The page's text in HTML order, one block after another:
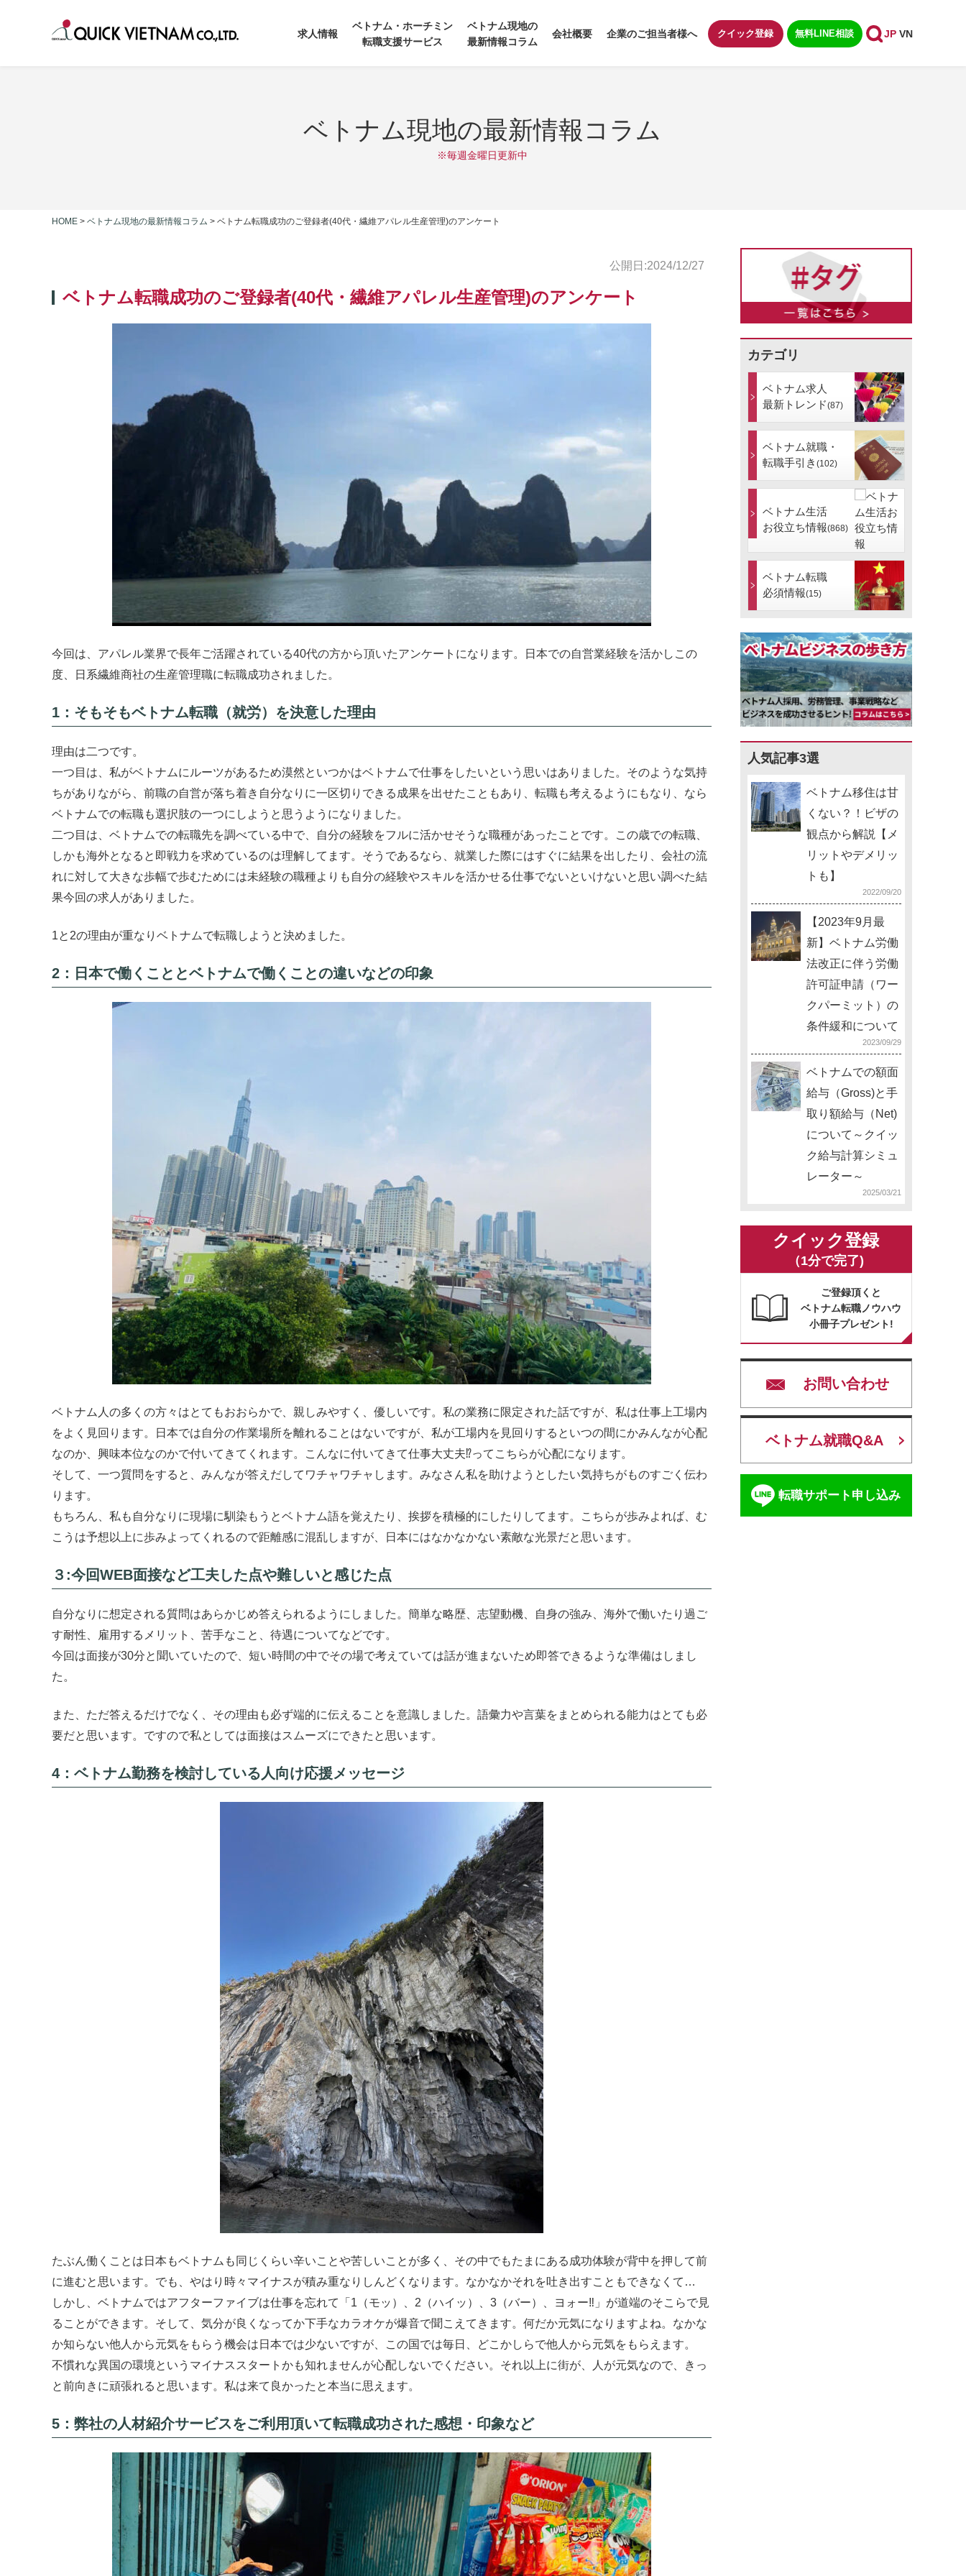
求人情報
ベトナム・ホーチミン
転職支援サービス
ベトナム現地の
最新情報コラム
会社概要 企業のご担当者様へ クイック登録 無料LINE相談 JP VN
ベトナム現地の最新情報コラム
※毎週金曜日更新中
HOME > ベトナム現地の最新情報コラム > ベトナム転職成功のご登録者(40代・繊維アパレル生産管理)のアンケート
公開日:2024/12/27
ベトナム転職成功のご登録者(40代・繊維アパレル生産管理)のアンケート
今回は、アパレル業界で長年ご活躍されている40代の方から頂いたアンケートになります。日本での自営業経験を活かしこの
度、日系繊維商社の生産管理職に転職成功されました。
1：そもそもベトナム転職（就労）を決意した理由
理由は二つです。
一つ目は、私がベトナムにルーツがあるため漠然といつかはベトナムで仕事をしたいという思いはありました。そのような気持
ちがありながら、前職の自営が落ち着き自分なりに一区切りできる成果を出せたこともあり、転職も考えるようにもなり、なら
ベトナムでの転職も選択肢の一つにしようと思うようになりました。
二つ目は、ベトナムでの転職先を調べている中で、自分の経験をフルに活かせそうな職種があったことです。この歳での転職、
しかも海外となると即戦力を求めているのは理解してます。そうであるなら、就業した際にはすぐに結果を出したり、会社の流
れに対して大きな歩幅で歩むためには未経験の職種よりも自分の経験やスキルを活かせる仕事でないといけないと思い調べた結
果今回の求人がありました。
1と2の理由が重なりベトナムで転職しようと決めました。
2：日本で働くこととベトナムで働くことの違いなどの印象
ベトナム人の多くの方々はとてもおおらかで、親しみやすく、優しいです。私の業務に限定された話ですが、私は仕事上工場内
をよく見回ります。日本では自分の作業場所を離れることはないですが、私が工場内を見回りするといつの間にかみんなが心配
なのか、興味本位なのかで付いてきてくれます。こんなに付いてきて仕事大丈夫⁉︎ってこちらが心配になります。
そして、一つ質問をすると、みんなが答えだしてワチャワチャします。みなさん私を助けようとしたい気持ちがものすごく伝わ
ります。
もちろん、私も自分なりに現場に馴染もうとベトナム語を覚えたり、挨拶を積極的にしたりしてます。こちらが歩みよれば、む
こうは予想以上に歩みよってくれるので距離感に混乱しますが、日本にはなかなかない素敵な光景だと思います。
３:今回WEB面接など工夫した点や難しいと感じた点
自分なりに想定される質問はあらかじめ答えられるようにしました。簡単な略歴、志望動機、自身の強み、海外で働いたり過ご
す耐性、雇用するメリット、苦手なこと、待遇についてなどです。
今回は面接が30分と聞いていたので、短い時間の中でその場で考えていては話が進まないため即答できるような準備はしまし
た。
また、ただ答えるだけでなく、その理由も必ず端的に伝えることを意識しました。語彙力や言葉をまとめられる能力はとても必
要だと思います。ですので私としては面接はスムーズにできたと思います。
4：ベトナム勤務を検討している人向け応援メッセージ
たぶん働くことは日本もベトナムも同じくらい辛いことや苦しいことが多く、その中でもたまにある成功体験が背中を押して前
に進むと思います。でも、やはり時々マイナスが積み重なりしんどくなります。なかなかそれを吐き出すこともできなくて…
しかし、ベトナムではアフターファイブは仕事を忘れて「1（モッ）、2（ハイッ）、3（バー）、ヨォー‼︎」が道端のそこらで見
ることができます。そして、気分が良くなってか下手なカラオケが爆音で聞こえてきます。何だか元気になりますよね。なかな
か知らない他人から元気をもらう機会は日本では少ないですが、この国では毎日、どこかしらで他人から元気をもらえます。
不慣れな異国の環境というマイナススタートかも知れませんが心配しないでください。それ以上に街が、人が元気なので、きっ
と前向きに頑張れると思います。私は来て良かったと本当に思えます。
5：弊社の人材紹介サービスをご利用頂いて転職成功された感想・印象など
カテゴリ
ベトナム求人
最新トレンド(87)
ベトナム就職・
転職手引き (102)
ベトナム生活
お役立ち情報(868)
ベトナム転職
必須情報(15)
人気記事3選
ベトナム移住は甘
くない？！ビザの
観点から解説【メ
リットやデメリッ
トも】
2022/09/20
【2023年9月最
新】ベトナム労働
法改正に伴う労働
許可証申請（ワー
クパーミット）の
条件緩和について
2023/09/29
ベトナムでの額面
給与（Gross)と手
取り額給与（Net)
について～クイッ
ク給与計算シミュ
レーター～
2025/03/21
クイック登録
（1分で完了)
ご登録頂くと
ベトナム転職ノウハウ
小冊子プレゼント!
お問い合わせ
ベトナム就職Q&A
転職サポート申し込み